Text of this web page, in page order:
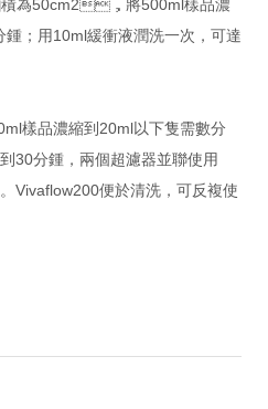
為50cm2，將500ml樣品濃
；用10ml緩衝液潤洗一次，可達
樣品濃縮到20ml以下隻需數分
30分鍾，兩個超濾器並聯使用
。Vivaflow200便於清洗，可反複使